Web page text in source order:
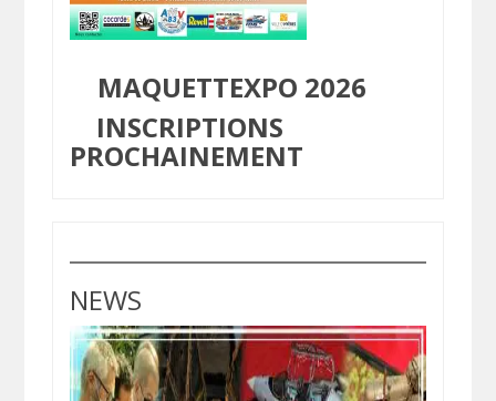
MAQUETTEXPO 2026
INSCRIPTIONS
PROCHAINEMENT
NEWS